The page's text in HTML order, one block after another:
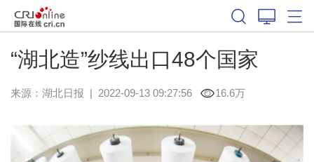
“湖北造”纱线出口48个国家
来源： 湖北日报 | 2022-09-13 09:27:56 16.6万